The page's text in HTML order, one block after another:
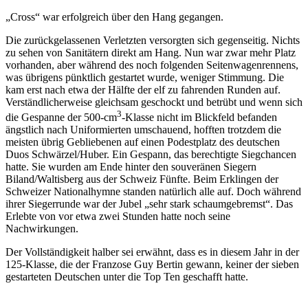
„Cross“ war erfolgreich über den Hang gegangen.
Die zurückgelassenen Verletzten versorgten sich gegenseitig. Nichts
zu sehen von Sanitätern direkt am Hang. Nun war zwar mehr Platz
vorhanden, aber während des noch folgenden Seitenwagenrennens,
was übrigens pünktlich gestartet wurde, weniger Stimmung. Die
kam erst nach etwa der Hälfte der elf zu fahrenden Runden auf.
Verständlicherweise gleichsam geschockt und betrübt und wenn sich
die Gespanne der 500-cm3-Klasse nicht im Blickfeld befanden
ängstlich nach Uniformierten umschauend, hofften trotzdem die
meisten übrig Gebliebenen auf einen Podestplatz des deutschen
Duos Schwärzel/Huber. Ein Gespann, das berechtigte Siegchancen
hatte. Sie wurden am Ende hinter den souveränen Siegern
Biland/Waltisberg aus der Schweiz Fünfte. Beim Erklingen der
Schweizer Nationalhymne standen natürlich alle auf. Doch während
ihrer Siegerrunde war der Jubel „sehr stark schaumgebremst“. Das
Erlebte von vor etwa zwei Stunden hatte noch seine
Nachwirkungen.
Der Vollständigkeit halber sei erwähnt, dass es in diesem Jahr in der
125-Klasse, die der Franzose Guy Bertin gewann, keiner der sieben
gestarteten Deutschen unter die Top Ten geschafft hatte.